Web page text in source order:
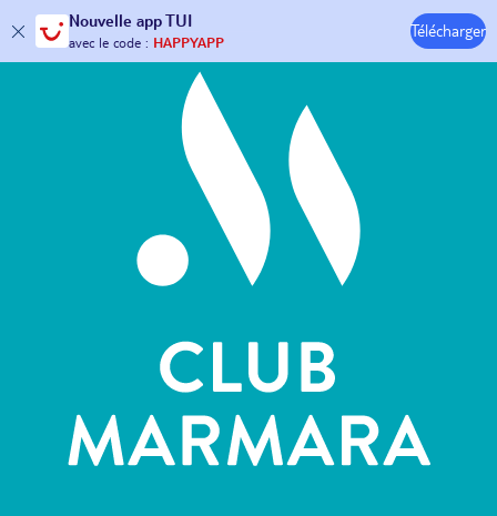
Nouvelle app TUI
30€ offerts*sur votrevoyage !
avec le code :HAPPYAPP
Télécharger
Hôtels & Clubs